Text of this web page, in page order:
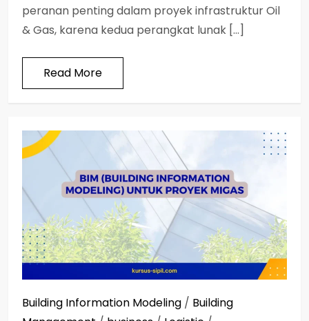
peranan penting dalam proyek infrastruktur Oil
& Gas, karena kedua perangkat lunak […]
Read More
Building Information Modeling / Building